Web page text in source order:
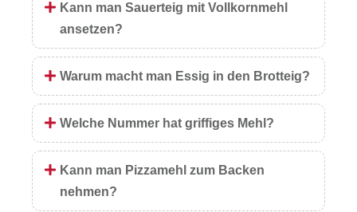
Kann man Sauerteig mit Vollkornmehl
ansetzen?
Warum macht man Essig in den Brotteig?
Welche Nummer hat griffiges Mehl?
Kann man Pizzamehl zum Backen
nehmen?